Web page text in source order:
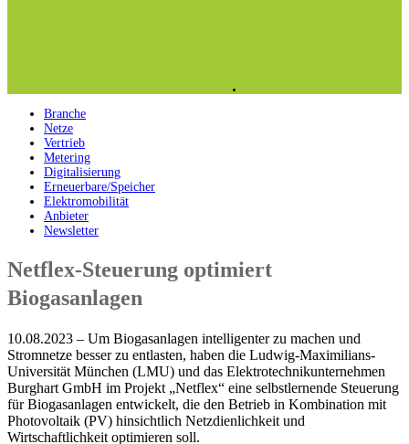
Branche
Netze
Vertrieb
Metering
Digitalisierung
Erneuerbare/Speicher
Elektromobilität
Anbieter
Newsletter
Netflex-Steuerung optimiert
Biogasanlagen
10.08.2023 – Um Biogasanlagen intelligenter zu machen und
Stromnetze besser zu entlasten, haben die Ludwig-Maximilians-
Universität München (LMU) und das Elektrotechnikunternehmen
Burghart GmbH im Projekt „Netflex“ eine selbstlernende Steuerung
für Biogasanlagen entwickelt, die den Betrieb in Kombination mit
Photovoltaik (PV) hinsichtlich Netzdienlichkeit und
Wirtschaftlichkeit optimieren soll.